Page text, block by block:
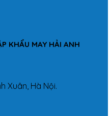
KHẨU MAY HẢI ANH
Xuân, Hà Nội.